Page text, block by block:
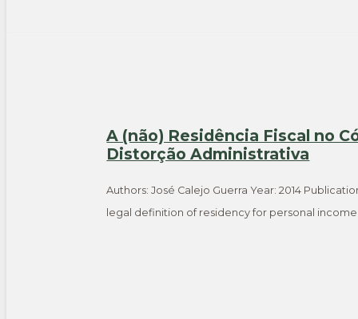
A (não) Residência Fiscal no
Distorção Administrativa
Authors: José Calejo Guerra Year: 2014
legal definition of residency for personal